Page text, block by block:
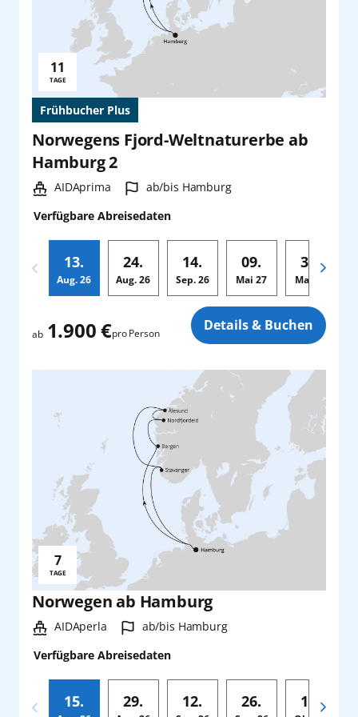
Frühbucher Plus
Norwegens Fjord-Weltnaturerbe ab
Hamburg 2
Schiff:
AIDAprima Hafen:
ab/bis Hamburg
Verfügbare Abreisedaten
13.
Aug. 26
24.
Aug. 26
14.
Sep.26
09.
Mai 27
30.
Mai
Reisedauer:
11
TAGE
ab 1.900 €pro Person Details & Buchen
Norwegen ab Hamburg
Schiff:
AIDAperla Hafen:
ab/bis Hamburg
Verfügbare Abreisedaten
15. 29. 12. 26. 10.
Reisedauer:
7
TAGE